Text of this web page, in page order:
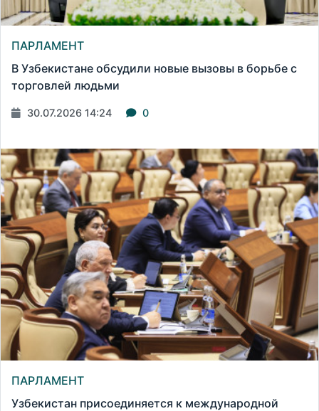
ПАРЛАМЕНТ
В Узбекистане обсудили новые вызовы в борьбе с
торговлей людьми
30.07.2026 14:24 0
ПАРЛАМЕНТ
Узбекистан присоединяется к международной